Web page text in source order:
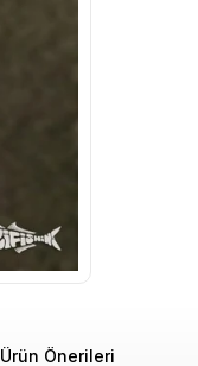
Ürün Önerileri